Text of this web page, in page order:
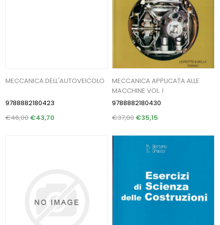
MECCANICA DELL'AUTOVEICOLO
9788882180423
€46,00 €43,70
MECCANICA APPLICATA ALLE
MACCHINE VOL. I
9788882180430
€37,00€35,15